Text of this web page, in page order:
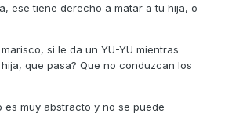
ese tiene derecho a matar a tu hija, o
si le da un YU-YU mientras
que pasa? Que no conduzcan los
es muy abstracto y no se puede